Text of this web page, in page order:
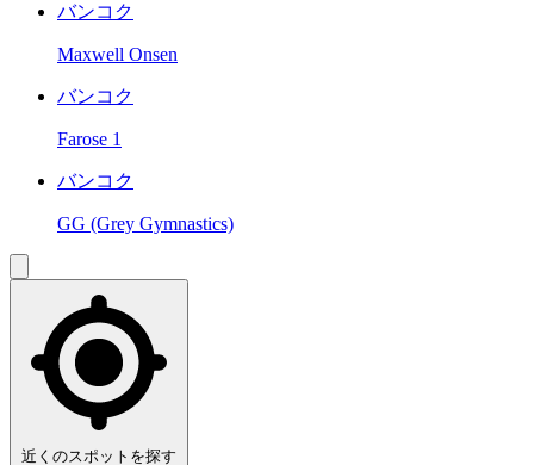
バンコク
Maxwell Onsen
バンコク
Farose 1
バンコク
GG (Grey Gymnastics)
近くのスポットを探す